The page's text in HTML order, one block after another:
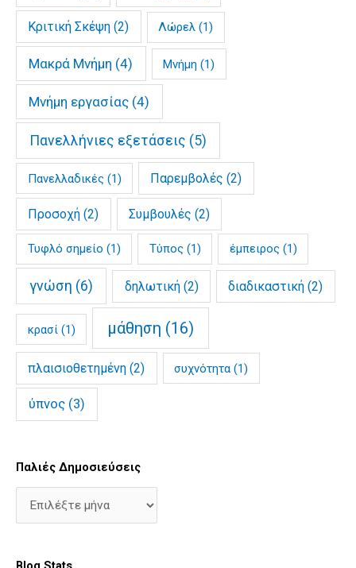
Κριτική Σκέψη (2) Λώρελ (1)
Μακρά Μνήμη (4) Μνήμη (1)
Μνήμη εργασίας (4)
Πανελλήνιες εξετάσεις (5)
Πανελλαδικές(1) Παρεμβολές (2)
Προσοχή (2) Συμβουλές (2)
Τυφλό σημείο (1) Τύπος(1) έμπειρος(1)
γνώση (6) δηλωτική(2) διαδικαστική (2)
κρασί(1) μάθηση (16)
πλαισιοθετημένη (2) συχνότητα (1)
ύπνος(3)
Παλιές Δημοσιεύσεις